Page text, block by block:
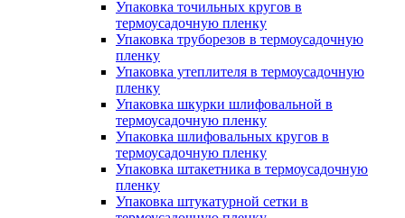
Упаковка точильных кругов в
термоусадочную пленку
Упаковка труборезов в термоусадочную
пленку
Упаковка утеплителя в термоусадочную
пленку
Упаковка шкурки шлифовальной в
термоусадочную пленку
Упаковка шлифовальных кругов в
термоусадочную пленку
Упаковка штакетника в термоусадочную
пленку
Упаковка штукатурной сетки в